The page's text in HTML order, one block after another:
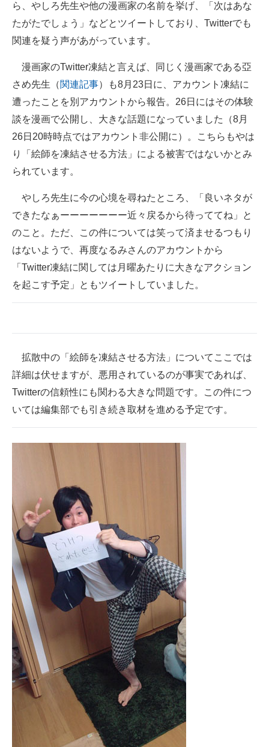
ら、やしろ先生や他の漫画家の名前を挙げ、「次はあな
たがたでしょう」などとツイートしており、Twitterでも
関連を疑う声があがっています。
漫画家のTwitter凍結と言えば、同じく漫画家である亞
さめ先生（関連記事）も8月23日に、アカウント凍結に
遭ったことを別アカウントから報告。26日にはその体験
談を漫画で公開し、大きな話題になっていました（8月
26日20時時点ではアカウント非公開に）。こちらもやは
り「絵師を凍結させる方法」による被害ではないかとみ
られています。
やしろ先生に今の心境を尋ねたところ、「良いネタが
できたなぁーーーーーーー近々戻るから待っててね」と
のこと。ただ、この件については笑って済ませるつもり
はないようで、再度なるみさんのアカウントから
「Twitter凍結に関しては月曜あたりに大きなアクション
を起こす予定」ともツイートしていました。
拡散中の「絵師を凍結させる方法」についてここでは
詳細は伏せますが、悪用されているのが事実であれば、
Twitterの信頼性にも関わる大きな問題です。この件につ
いては編集部でも引き続き取材を進める予定です。